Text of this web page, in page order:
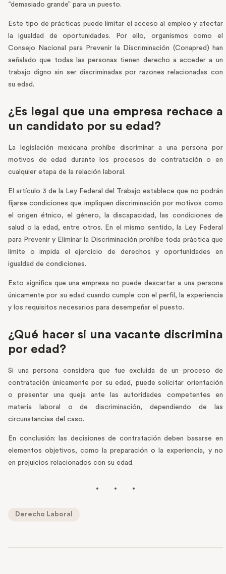
“demasiado grande” para un puesto.
Este tipo de prácticas puede limitar el acceso al empleo y afectar
la igualdad de oportunidades. Por ello, organismos como el
Consejo Nacional para Prevenir la Discriminación (Conapred) han
señalado que todas las personas tienen derecho a acceder a un
trabajo digno sin ser discriminadas por razones relacionadas con
su edad.
¿Es legal que una empresa rechace a
un candidato por su edad?
La legislación mexicana prohíbe discriminar a una persona por
motivos de edad durante los procesos de contratación o en
cualquier etapa de la relación laboral.
El artículo 3 de la Ley Federal del Trabajo establece que no podrán
fijarse condiciones que impliquen discriminación por motivos como
el origen étnico, el género, la discapacidad, las condiciones de
salud o la edad, entre otros. En el mismo sentido, la Ley Federal
para Prevenir y Eliminar la Discriminación prohíbe toda práctica que
limite o impida el ejercicio de derechos y oportunidades en
igualdad de condiciones.
Esto significa que una empresa no puede descartar a una persona
únicamente por su edad cuando cumple con el perfil, la experiencia
y los requisitos necesarios para desempeñar el puesto.
¿Qué hacer si una vacante discrimina
por edad?
Si una persona considera que fue excluida de un proceso de
contratación únicamente por su edad, puede solicitar orientación
o presentar una queja ante las autoridades competentes en
materia laboral o de discriminación, dependiendo de las
circunstancias del caso.
En conclusión: las decisiones de contratación deben basarse en
elementos objetivos, como la preparación o la experiencia, y no
en prejuicios relacionados con su edad.
Derecho Laboral